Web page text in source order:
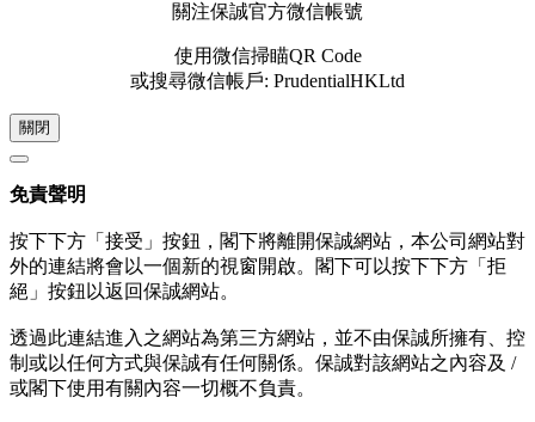
關注保誠官方微信帳號
使用微信掃瞄QR Code
或搜尋微信帳戶: PrudentialHKLtd
關閉
免責聲明
按下下方「接受」按鈕，閣下將離開保誠網站，本公司網站對
外的連結將會以一個新的視窗開啟。閣下可以按下下方「拒
絕」按鈕以返回保誠網站。
透過此連結進入之網站為第三方網站，並不由保誠所擁有、控
制或以任何方式與保誠有任何關係。保誠對該網站之內容及 /
或閣下使用有關內容一切概不負責。